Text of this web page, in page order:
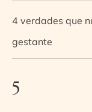
4 verdades que
gestante
5